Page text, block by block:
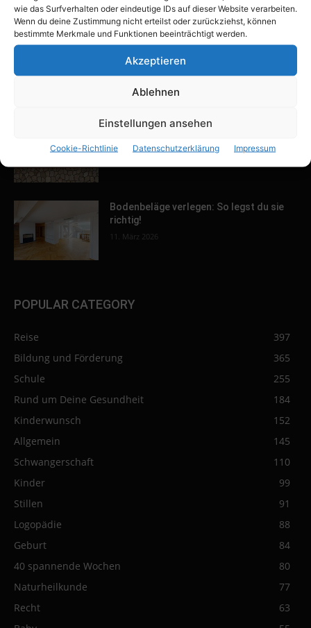
wie das Surfverhalten oder eindeutige IDs auf dieser Website verarbeiten.
Wenn du deine Zustimmung nicht erteilst oder zurückziehst, können
bestimmte Merkmale und Funktionen beeinträchtigt werden.
Akzeptieren
Ablehnen
Einstellungen ansehen
Cookie-Richtlinie Datenschutzerklärung Impressum
dein Zuhause
Außenwandisolierung: Warum du sie
brauchst
Bodenbeläge verlegen: So legst du sie
richtig!
11. März 2026
POPULAR CATEGORY
Reise
397
Bildung und Förderung
365
Schule
255
Rund um Deine Gesundheit
184
Kinderwunsch
152
Allgemein
145
Schwangerschaft
110
Kinder
99
Stillen
91
Logopädie
88
Geburt
84
40 spannende Wochen
80
Naturheilkunde
77
Recht
63